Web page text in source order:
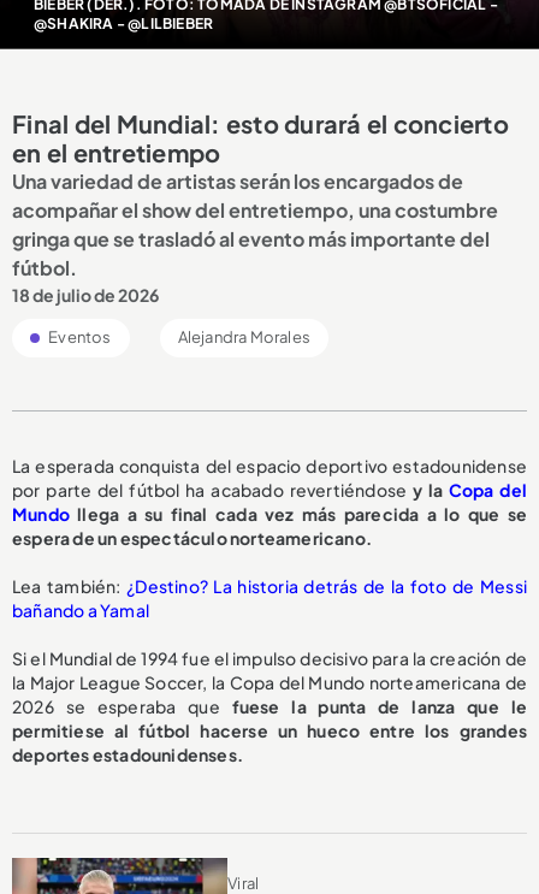
BIEBER (DER.). FOTO: TOMADA DE INSTAGRAM @BTSOFICIAL -
@SHAKIRA - @LILBIEBER
Final del Mundial: esto durará el concierto
en el entretiempo
Una variedad de artistas serán los encargados de
acompañar el show del entretiempo, una costumbre
gringa que se trasladó al evento más importante del
fútbol.
18 de julio de 2026
Eventos Alejandra Morales
La esperada conquista del espacio deportivo estadounidense
por parte del fútbol ha acabado revertiéndose y la Copa del
Mundo llega a su final cada vez más parecida a lo que se
espera de un espectáculo norteamericano.
Lea también: ¿Destino? La historia detrás de la foto de Messi
bañando a Yamal
Si el Mundial de 1994 fue el impulso decisivo para la creación de
la Major League Soccer, la Copa del Mundo norteamericana de
2026 se esperaba que fuese la punta de lanza que le
permitiese al fútbol hacerse un hueco entre los grandes
deportes estadounidenses.
Viral